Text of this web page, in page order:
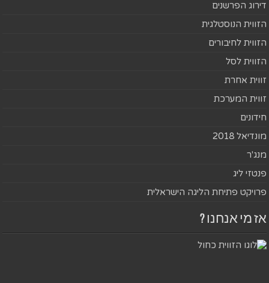
דירוג הפרשנים
הזווית הנוסטלגית
הזווית לחיבורים
הזווית לסל
זווית אחרת
זווית המערכת
חידונים
מונדיאל 2018
מנג'ר
פנטזי ליג
פרויקט פתיחת הליגה הישראלית
אז מי אנחנו ?